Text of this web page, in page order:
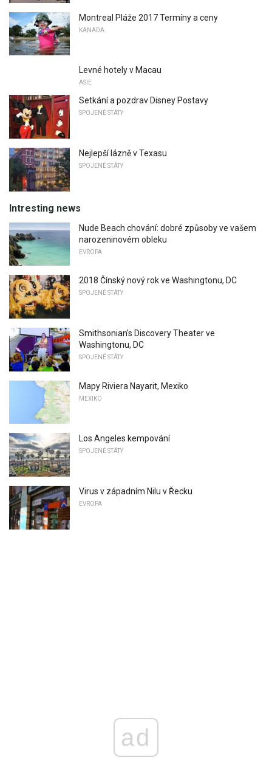
Montreal Pláže 2017 Termíny a ceny
KANADA
Levné hotely v Macau
ASIE
Setkání a pozdrav Disney Postavy
SPOJENÉ STÁTY
Nejlepší lázně v Texasu
SPOJENÉ STÁTY
Intresting news
Nude Beach chování: dobré způsoby ve vašem
narozeninovém obleku
EVROPA
2018 Čínský nový rok ve Washingtonu, DC
SPOJENÉ STÁTY
Smithsonian's Discovery Theater ve
Washingtonu, DC
SPOJENÉ STÁTY
Mapy Riviera Nayarit, Mexiko
MEXIKO
Los Angeles kempování
SPOJENÉ STÁTY
Virus v západním Nilu v Řecku
EVROPA
ad